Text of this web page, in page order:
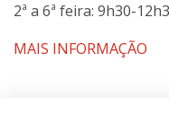
2ª a 6ª feira: 9h30-
MAIS INFORMAÇÃO